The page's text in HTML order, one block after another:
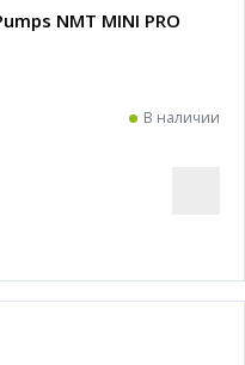
NMT MINI PRO
В наличии